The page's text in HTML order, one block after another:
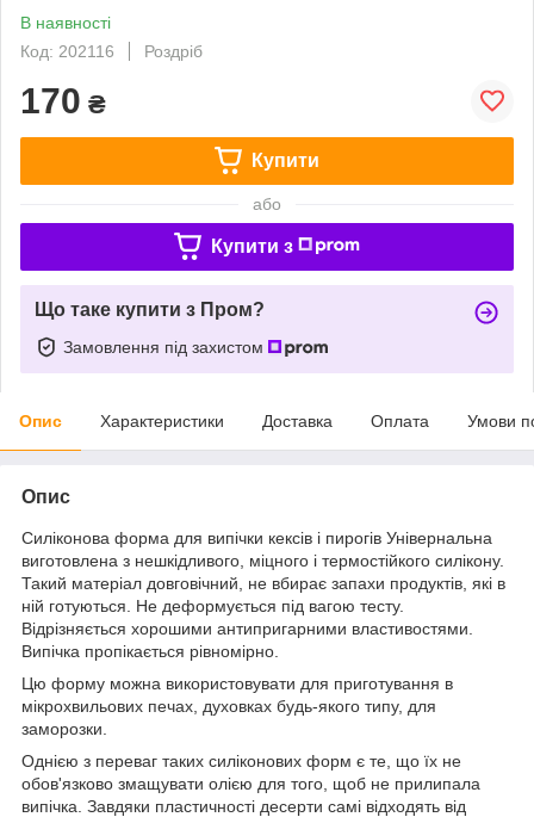
В наявності
Код: 202116
Роздріб
170 ₴
Купити
або
Купити з
Що таке купити з Пром?
Замовлення під захистом
Опис Характеристики Доставка Оплата Умови
Опис
Силіконова форма для випічки кексів і пирогів Універнальна
виготовлена з нешкідливого, міцного і термостійкого силікону.
Такий матеріал довговічний, не вбирає запахи продуктів, які в
ній готуються. Не деформується під вагою тесту.
Відрізняється хорошими антипригарними властивостями.
Випічка пропікається рівномірно.
Цю форму можна використовувати для приготування в
мікрохвильових печах, духовках будь-якого типу, для
заморозки.
Однією з переваг таких силіконових форм є те, що їх не
обов'язково змащувати олією для того, щоб не прилипала
випічка. Завдяки пластичності десерти самі відходять від